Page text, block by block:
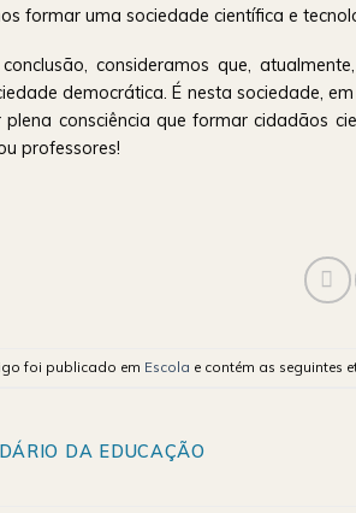
formar uma sociedade científica e
consideramos que,
democrática. É nesta sociedade,
consciência que formar cidadãos
professores!
foi publicado em Escola e contém as seguintes
DA EDUCAÇÃO